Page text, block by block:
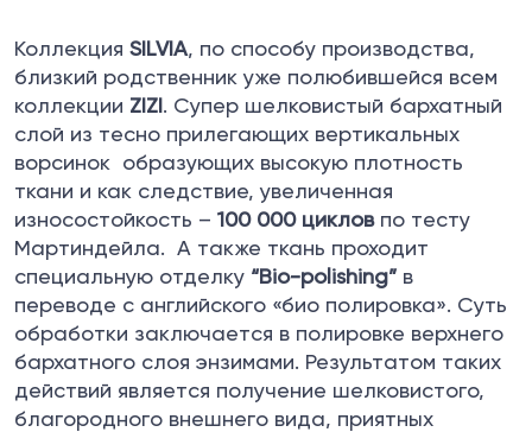
Коллекция SILVIA, по способу производства,
близкий родственник уже полюбившейся всем
коллекции ZIZI. Супер шелковистый бархатный
слой из тесно прилегающих вертикальных
ворсинок образующих высокую плотность
ткани и как следствие, увеличенная
износостойкость – 100 000 цикловпо тесту
Мартиндейла. А также ткань проходит
специальную отделку “Bio-polishing” в
переводе с английского «био полировка». Суть
обработки заключается в полировке верхнего
бархатного слоя энзимами. Результатом таких
действий является получение шелковистого,
благородного внешнего вида, приятных